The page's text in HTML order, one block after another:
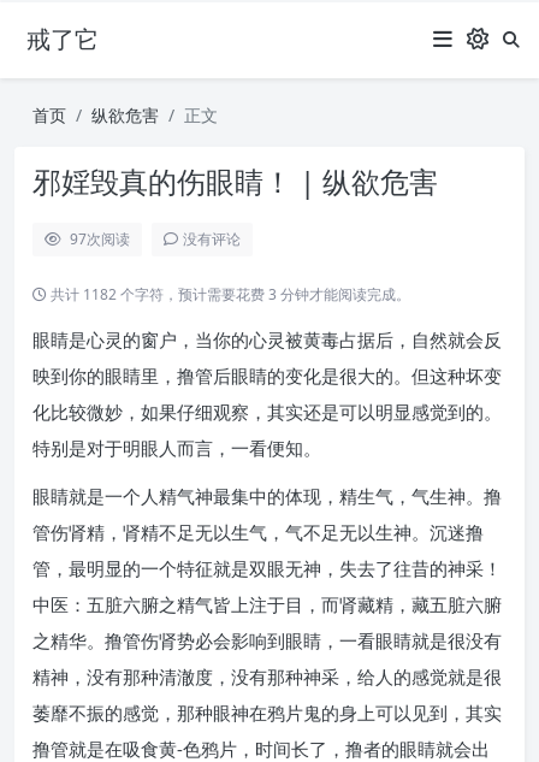
戒了它
首页 纵欲危害 正文
邪婬毁真的伤眼睛！ | 纵欲危害
97次阅读 没有评论
共计 1182 个字符，预计需要花费 3 分钟才能阅读完成。
眼睛是心灵的窗户，当你的心灵被黄毒占据后，自然就会反
映到你的眼睛里，撸管后眼睛的变化是很大的。但这种坏变
化比较微妙，如果仔细观察，其实还是可以明显感觉到的。
特别是对于明眼人而言，一看便知。
眼睛就是一个人精气神最集中的体现，精生气，气生神。撸
管伤肾精，肾精不足无以生气，气不足无以生神。沉迷撸
管，最明显的一个特征就是双眼无神，失去了往昔的神采！
中医：五脏六腑之精气皆上注于目，而肾藏精，藏五脏六腑
之精华。撸管伤肾势必会影响到眼睛，一看眼睛就是很没有
精神，没有那种清澈度，没有那种神采，给人的感觉就是很
萎靡不振的感觉，那种眼神在鸦片鬼的身上可以见到，其实
撸管就是在吸食黄-色鸦片，时间长了，撸者的眼睛就会出